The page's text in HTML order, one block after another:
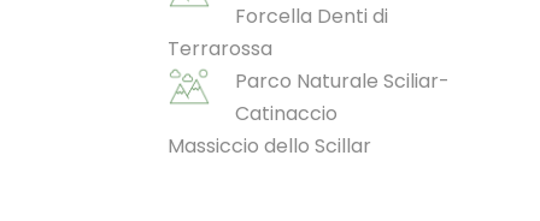
Forcella Denti di
Terrarossa
Parco Naturale Sciliar-
Catinaccio
Massiccio dello Scillar